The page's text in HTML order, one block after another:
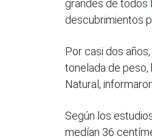
grandes de todos
descubrimientos
Por casi dos
tonelada de peso,
Natural,
Según los
medían 36